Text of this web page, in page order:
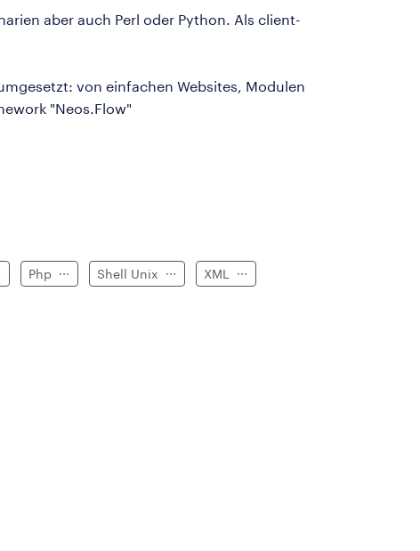
aber auch Perl oder Python. Als client-
von einfachen Websites, Modulen
"Neos.Flow"
Php Shell Unix XML